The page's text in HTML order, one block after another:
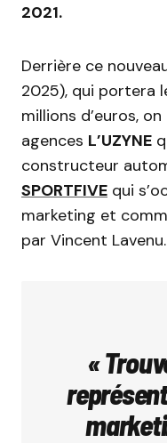
2021.
Derrière ce
2025), qui portera
millions d’euros,
agences L’UZYNE
constructeur
SPORTFIVE qui
marketing et
par Vincent Lavenu.
«